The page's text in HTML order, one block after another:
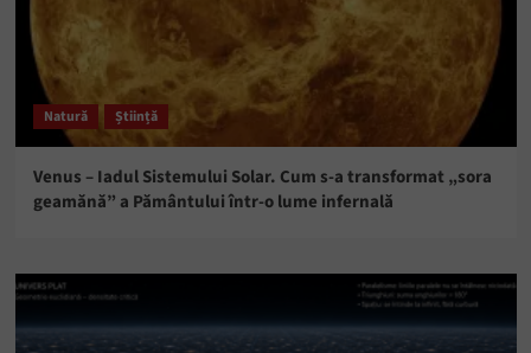
Natură Știință
Venus – Iadul Sistemului Solar. Cum s-a transformat „sora
geamănă” a Pământului într-o lume infernală